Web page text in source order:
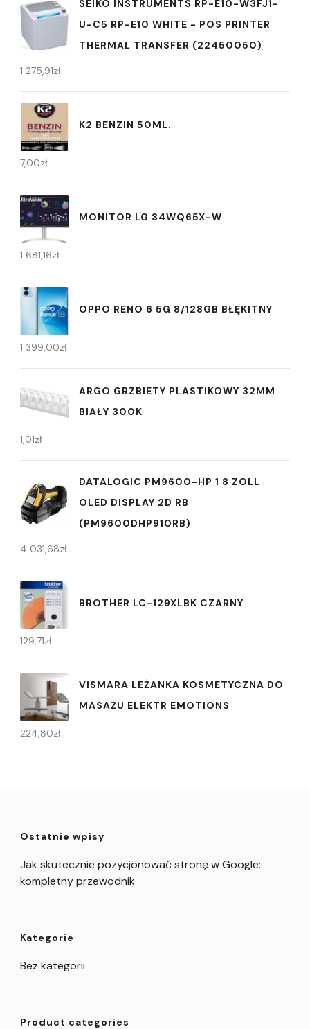
SEIKO INSTRUMENTS RP-E10-W3FJ1-
U-C5 RP-E10 WHITE - POS PRINTER
THERMAL TRANSFER (22450050)
1 275,91zł
K2 BENZIN 50ML.
7,00zł
MONITOR LG 34WQ65X-W
1 681,16zł
OPPO RENO 6 5G 8/128GB BŁĘKITNY
1 399,00zł
ARGO GRZBIETY PLASTIKOWY 32MM
BIAŁY 300K
1,01zł
DATALOGIC PM9600-HP 1 8 ZOLL
OLED DISPLAY 2D RB
(PM9600DHP910RB)
4 031,68zł
BROTHER LC-129XLBK CZARNY
129,71zł
VISMARA LEŻANKA KOSMETYCZNA DO
MASAŻU ELEKTR EMOTIONS
224,80zł
Ostatnie wpisy
Jak skutecznie pozycjonować stronę w Google:
kompletny przewodnik
Kategorie
Bez kategorii
Product categories